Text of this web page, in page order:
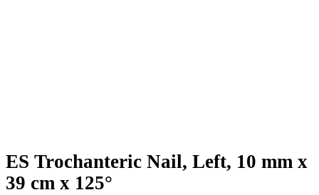
ES Trochanteric Nail, Left, 10 mm x
39 cm x 125°